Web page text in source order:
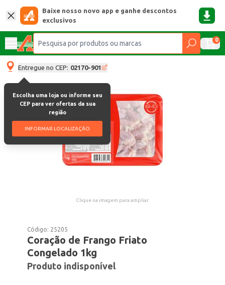
Baixe nosso novo app e ganhe descontos
exclusivos
0
Entregue no CEP: 02170-901
Escolha uma loja ou informe seu
CEP para ver ofertas da sua
região
INFORMAR LOCALIZAÇÃO
Clique na imagem para ampliar.
Código: 25205
Coração de Frango Friato
Congelado 1kg
Produto indisponível